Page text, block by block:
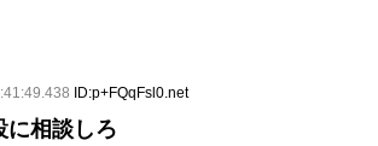
ID:p+FQqFsl0.net
に相談しろ